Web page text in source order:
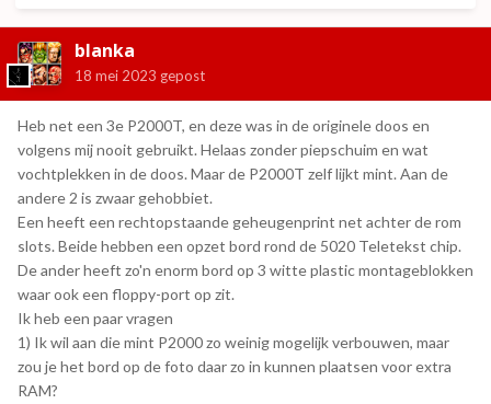
blanka
18 mei 2023 gepost
Heb net een 3e P2000T, en deze was in de originele doos en
volgens mij nooit gebruikt. Helaas zonder piepschuim en wat
vochtplekken in de doos. Maar de P2000T zelf lijkt mint. Aan de
andere 2 is zwaar gehobbiet.
Een heeft een rechtopstaande geheugenprint net achter de rom
slots. Beide hebben een opzet bord rond de 5020 Teletekst chip.
De ander heeft zo'n enorm bord op 3 witte plastic montageblokken
waar ook een floppy-port op zit.
Ik heb een paar vragen
1) Ik wil aan die mint P2000 zo weinig mogelijk verbouwen, maar
zou je het bord op de foto daar zo in kunnen plaatsen voor extra
RAM?